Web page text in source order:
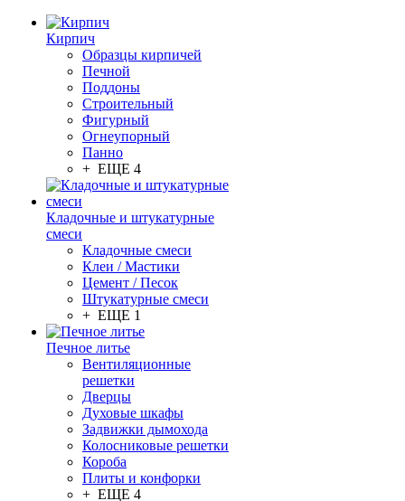
Кирпич
Образцы кирпичей
Печной
Поддоны
Строительный
Фигурный
Огнеупорный
Панно
+ ЕЩЕ 4
Кладочные и штукатурные
смеси
Кладочные смеси
Клеи / Мастики
Цемент / Песок
Штукатурные смеси
+ ЕЩЕ 1
Печное литье
Вентиляционные
решетки
Дверцы
Духовые шкафы
Задвижки дымохода
Колосниковые решетки
Короба
Плиты и конфорки
+ ЕЩЕ 4